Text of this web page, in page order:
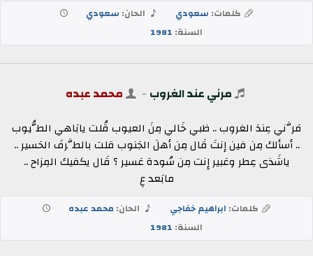
كلمات: سعودي الحان: سعودي
السنة: 1981
مرني عند الغروب - محمد عبده
مَرَّني عِندَ الغروب .. ظبي خَالي مِنَ العيوب قُلت يابَاهي الطُّيوب
.. أسألك مِن فين إنتَ قَال مِن أهلَ الجَنوب قلت بالطَّرفَ الحَسير ..
ياشَذى عِطر وعَبير إِنت مِن سُودة عَسير ؟ قَال يكفيك المِزاح ..
مابَعد عِ
كلمات: ابراهيم خفاجي الحان: محمد عبده
السنة: 1981